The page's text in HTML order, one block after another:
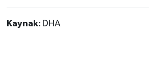
Kaynak: DHA